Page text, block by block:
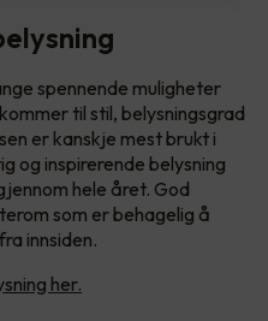
spennende muligheter
til stil, belysningsgrad
er kanskje mest brukt i
og inspirerende belysning
hele året. God
som er behagelig å
innsiden.
her.